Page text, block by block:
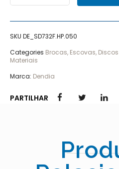
SKU DE_SD732F.HP.050
Categories Brocas, Escovas,
Materiais
Marca: Dendia
PARTILHAR